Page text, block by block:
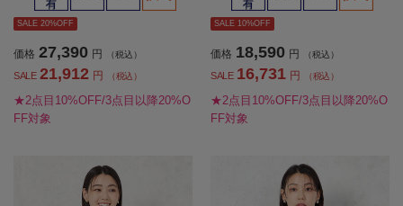
SALE 20%OFF
価格 27,390 円 （税込）
SALE 21,912 円 （税込）
★2点目10%OFF/3点目以降20%O
FF対象
SALE 10%OFF
価格 18,590 円 （税込）
SALE 16,731 円 （税込）
★2点目10%OFF/3点目以降20%O
FF対象